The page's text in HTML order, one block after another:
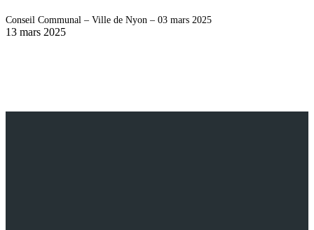
Conseil Communal – Ville de Nyon – 03 mars 2025
13 mars 2025
Émissions